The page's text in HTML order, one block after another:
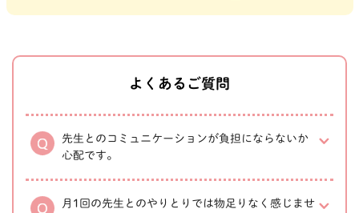
よくあるご質問
先生とのコミュニケーションが負担にならないか
心配です。
月1回の先生とのやりとりでは物足りなく感じませ